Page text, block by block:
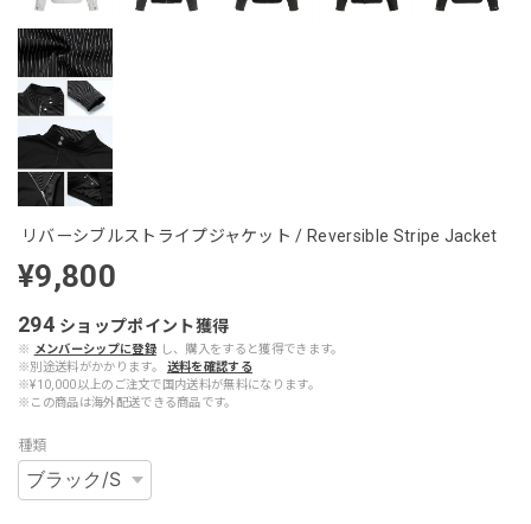
リバーシブルストライプジャケット / Reversible Stripe Jacket
¥9,800
294 ショップポイント獲得
※ メンバーシップに登録 し、購入をすると獲得できます。
※別途送料がかかります。
送料を確認する
※¥10,000以上のご注文で国内送料が無料になります。
※この商品は海外配送できる商品です。
種類